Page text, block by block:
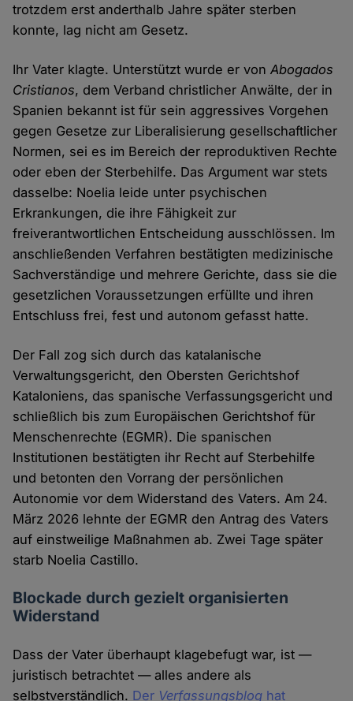
trotzdem erst anderthalb Jahre später sterben
konnte, lag nicht am Gesetz.
Ihr Vater klagte. Unterstützt wurde er vonAbogados
Cristianos, dem Verband christlicher Anwälte, der in
Spanien bekannt ist für sein aggressives Vorgehen
gegen Gesetze zur Liberalisierung gesellschaftlicher
Normen, sei es im Bereich der reproduktiven Rechte
oder eben der Sterbehilfe. Das Argument war stets
dasselbe: Noelia leide unter psychischen
Erkrankungen, die ihre Fähigkeit zur
freiverantwortlichen Entscheidung ausschlössen. Im
anschließenden Verfahren bestätigten medizinische
Sachverständige und mehrere Gerichte, dass sie die
gesetzlichen Voraussetzungen erfüllte und ihren
Entschluss frei, fest und autonom gefasst hatte.
Der Fall zog sich durch das katalanische
Verwaltungsgericht, den Obersten Gerichtshof
Kataloniens, das spanische Verfassungsgericht und
schließlich bis zum Europäischen Gerichtshof für
Menschenrechte (EGMR). Die spanischen
Institutionen bestätigten ihr Recht auf Sterbehilfe
und betonten den Vorrang der persönlichen
Autonomie vor dem Widerstand des Vaters. Am 24.
März 2026 lehnte der EGMR den Antrag des Vaters
auf einstweilige Maßnahmen ab. Zwei Tage später
starb Noelia Castillo.
Blockade durch gezielt organisierten
Widerstand
Dass der Vater überhaupt klagebefugt war, ist —
juristisch betrachtet — alles andere als
selbstverständlich. Der Verfassungsblog hat